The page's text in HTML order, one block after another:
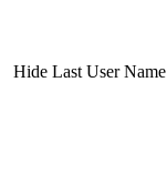
Hide Last User Name